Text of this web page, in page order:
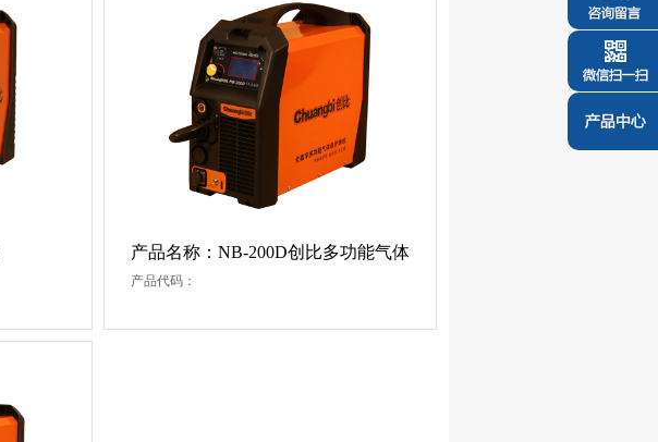
产品名称：NB-200D创比多功能气体
保护焊机
产品代码：